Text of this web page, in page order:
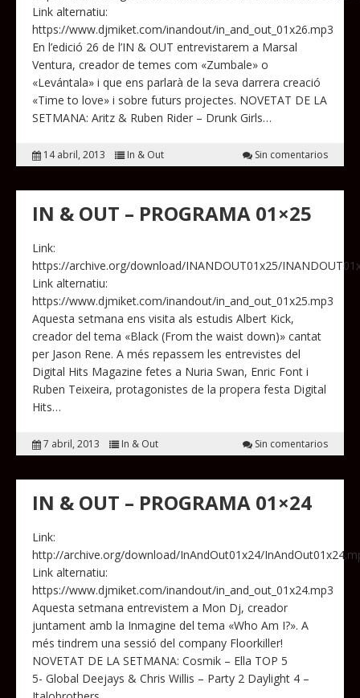
Link alternatiu:
https://www.djmiket.com/inandout/in_and_out_01x26.mp3
En l’edició 26 de l’IN & OUT entrevistarem a Marsal
Ventura, creador de temes com «Zumbale» o
«Levántala» i que ens parlarà de la seva darrera creació
«Time to love» i sobre futurs projectes. NOVETAT DE LA
SETMANA: Aritz & Ruben Rider – Drunk Girls…
14 abril, 2013 In & Out Sin comentarios
IN & OUT – PROGRAMA 01×25
Link:
https://archive.org/download/INANDOUT01x25/
Link alternatiu:
https://www.djmiket.com/inandout/in_and_out_01x25.mp3
Aquesta setmana ens visita als estudis Albert Kick,
creador del tema «Black (From the waist down)» cantat
per Jason Rene. A més repassem les entrevistes del
Digital Hits Magazine fetes a Nuria Swan, Enric Font i
Ruben Teixeira, protagonistes de la propera festa Digital
Hits…
7 abril, 2013 In & Out Sin comentarios
IN & OUT – PROGRAMA 01×24
Link:
http://archive.org/download/InAndOut01x24/
Link alternatiu:
https://www.djmiket.com/inandout/in_and_out_01x24.mp3
Aquesta setmana entrevistem a Mon Dj, creador
juntament amb la Inmagine del tema «Who Am I?». A
més tindrem una sessió del company Floorkiller!
NOVETAT DE LA SETMANA: Cosmik – Ella TOP 5
5- Global Deejays & Chris Willis – Party 2 Daylight 4 –